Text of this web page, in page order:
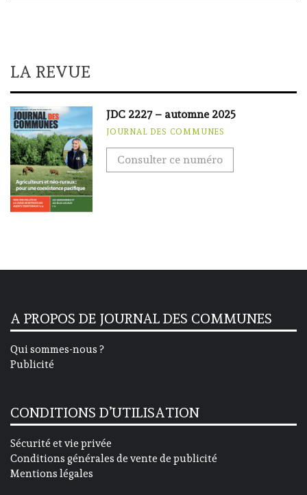
LA REVUE
JDC 2227 – automne 2025
JOURNAL DES COMMUNES
Consulter ce numéro
A PROPOS DE JOURNAL DES COMMUNES
Qui sommes-nous ?
Publicité
CONDITIONS D’UTILISATION
Sécurité et vie privée
Conditions générales de vente de publicité
Mentions légales